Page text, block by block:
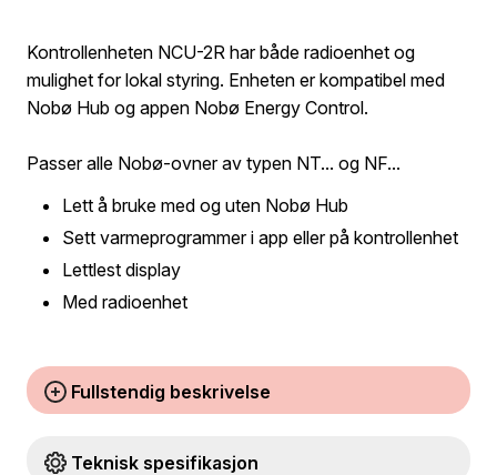
Kontrollenheten NCU-2R har både radioenhet og
mulighet for lokal styring. Enheten er kompatibel med
Nobø Hub og appen Nobø Energy Control.
Passer alle Nobø-ovner av typen NT... og NF...
Lett å bruke med og uten Nobø Hub
Sett varmeprogrammer i app eller på kontrollenhet
Lettlest display
Med radioenhet
Fullstendig beskrivelse
Teknisk spesifikasjon